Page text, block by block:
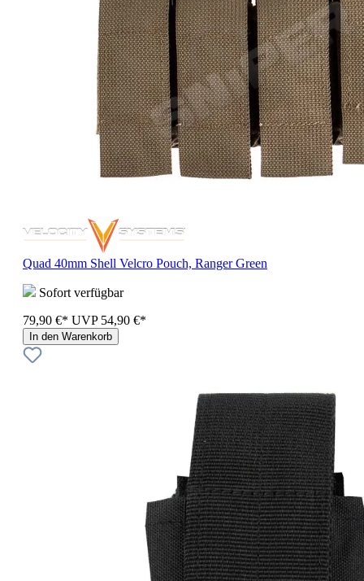
Quad 40mm Shell Velcro Pouch, Ranger Green
Sofort verfügbar
79,90 €* UVP 54,90 €*
In den Warenkorb